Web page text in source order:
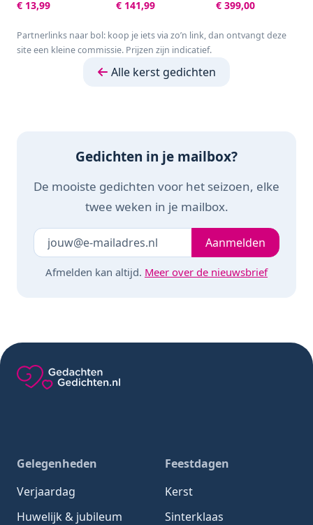
8 spelers - Leuk
jaar - Het
razendsnelle
€ 13,99
Mand - 9L - Tot 6
Zwart/Zilver
€ 141,99 € 399,00
Partnerlinks naar bol: koop je iets via zo’n link, dan ontvangt deze
site een kleine commissie. Prijzen zijn indicatief.
Alle kerst gedichten
Gedichten in je mailbox?
De mooiste gedichten voor het seizoen, elke
twee weken in je mailbox.
Laat dit veld leeg Je e-mailadresAanmelden
Afmelden kan altijd. Meer over de nieuwsbrief
Gelegenheden
Verjaardag
Huwelijk & jubileum
Feestdagen
Kerst
Sinterklaas